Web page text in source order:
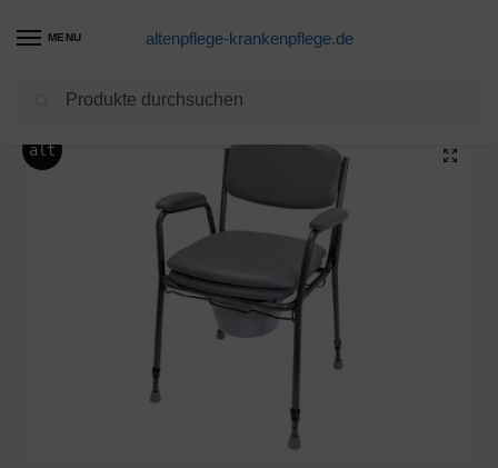
MENU altenpflege-krankenpflege.de
Toilettenstuhl Produkte / Drive Medical Toilettenstuhl TS 130, schwarz-silber
alt